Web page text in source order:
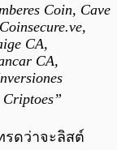
Coin, Cave
CA,
CA,
รดว่าจะลิสต์